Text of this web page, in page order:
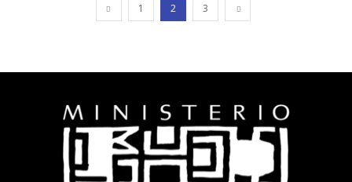
1 2 3